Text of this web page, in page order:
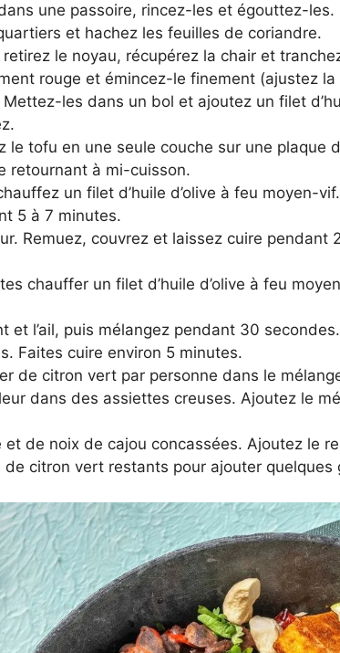
une passoire, rincez-les et égouttez-les.
et hachez les feuilles de coriandre.
retirez le noyau, récupérez la chair et
rouge et émincez-le finement (ajustez
les dans un bol et ajoutez un filet
le tofu en une seule couche sur une
retournant à mi-cuisson.
un filet d’huile d’olive à feu moyen-
5 à 7 minutes.
Remuez, couvrez et laissez cuire pendant
chauffer un filet d’huile d’olive à feu
et l’ail, puis mélangez pendant 30
Faites cuire environ 5 minutes.
de citron vert par personne dans le
dans des assiettes creuses. Ajoutez le
de noix de cajou concassées. Ajoutez le
de citron vert restants pour ajouter quelques